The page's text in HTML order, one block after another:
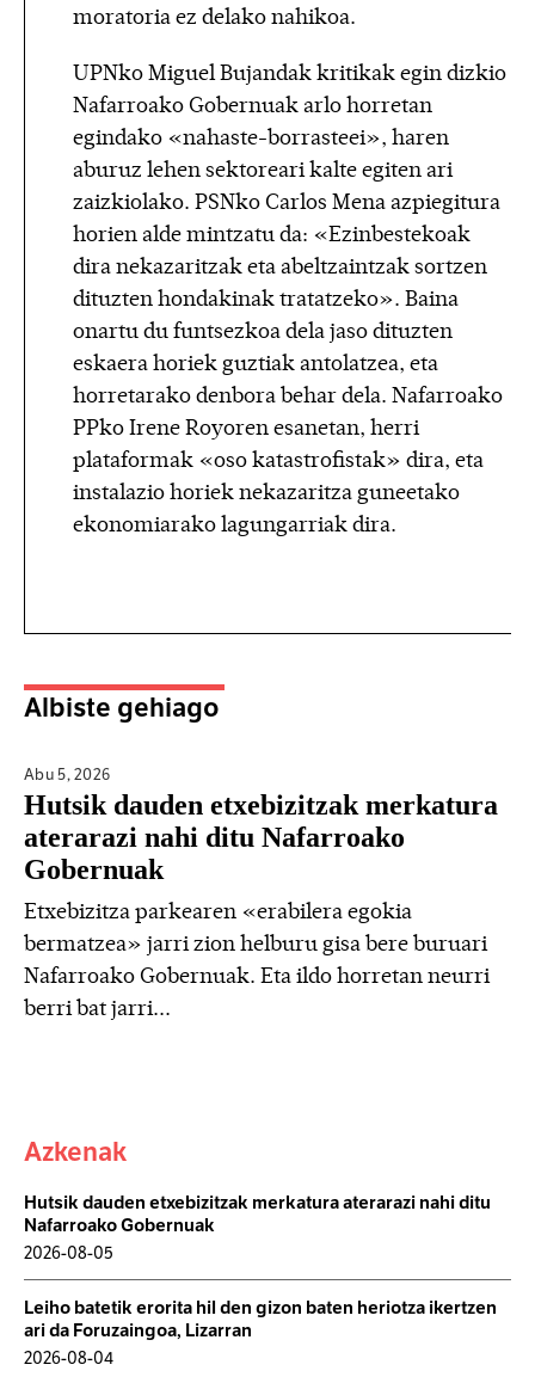
moratoria ez delako nahikoa.
UPNko Miguel Bujandak kritikak egin dizkio
Nafarroako Gobernuak arlo horretan
egindako «nahaste-borrasteei», haren
aburuz lehen sektoreari kalte egiten ari
zaizkiolako. PSNko Carlos Mena azpiegitura
horien alde mintzatu da: «Ezinbestekoak
dira nekazaritzak eta abeltzaintzak sortzen
dituzten hondakinak tratatzeko». Baina
onartu du funtsezkoa dela jaso dituzten
eskaera horiek guztiak antolatzea, eta
horretarako denbora behar dela. Nafarroako
PPko Irene Royoren esanetan, herri
plataformak «oso katastrofistak» dira, eta
instalazio horiek nekazaritza guneetako
ekonomiarako lagungarriak dira.
Albiste gehiago
Abu 5,2026
Hutsik dauden etxebizitzak merkatura
aterarazi nahi ditu Nafarroako
Gobernuak
Etxebizitza parkearen «erabilera egokia
bermatzea» jarri zion helburu gisa bere buruari
Nafarroako Gobernuak. Eta ildo horretan neurri
berri bat jarri...
Azkenak
Hutsik dauden etxebizitzak merkatura aterarazi nahi ditu
Nafarroako Gobernuak
2026-08-05
Leiho batetik erorita hil den gizon baten heriotza ikertzen
ari da Foruzaingoa, Lizarran
2026-08-04